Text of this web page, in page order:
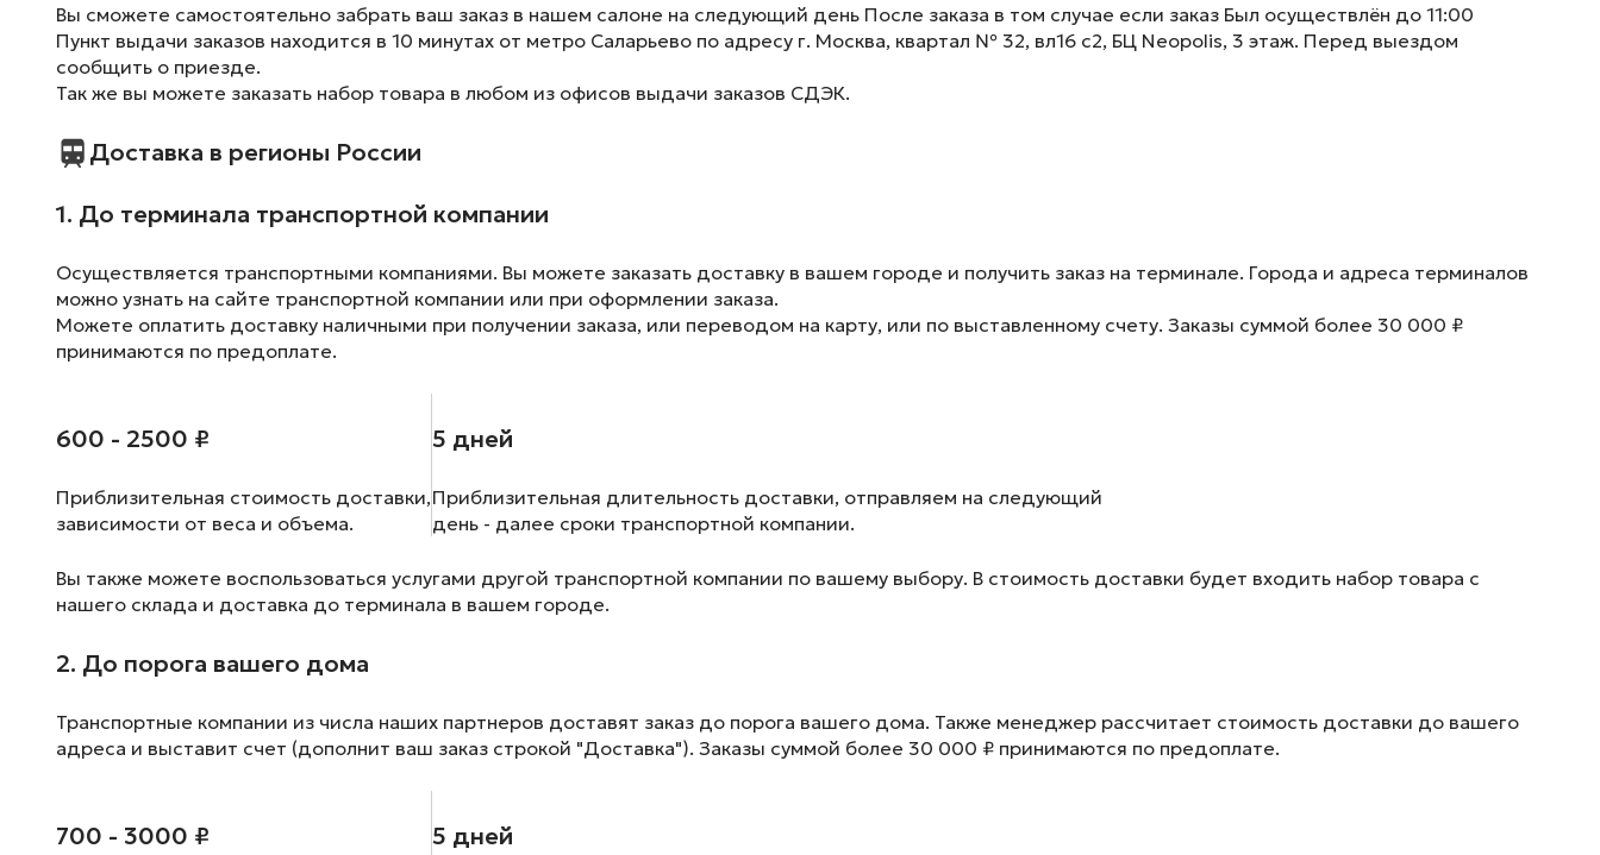
Вы сможете самостоятельно забрать ваш заказ в нашем салоне на следующий день После заказа в том случае если заказ Был осуществлён до 11:00
Пункт выдачи заказов находится в 10 минутах от метро Саларьево по адресу г. Москва, квартал № 32, вл16 с2, БЦ Neopolis, 3 этаж. Перед выездом
сообщить о приезде.
Так же вы можете заказать набор товара в любом из офисов выдачи заказов СДЭК.
Доставка в регионы России
1. До терминала транспортной компании
Осуществляется транспортными компаниями. Вы можете заказать доставку в вашем городе и получить заказ на терминале. Города и адреса терминалов
можно узнать на сайте транспортной компании или при оформлении заказа.
Можете оплатить доставку наличными при получении заказа, или переводом на карту, или по выставленному счету. Заказы суммой более 30 000 ₽
принимаются по предоплате.
600 - 2500 ₽
Приблизительная стоимость доставки,
зависимости от веса и объема.
5 дней
Приблизительная длительность доставки, отправляем на следующий
день - далее сроки транспортной компании.
Вы также можете воспользоваться услугами другой транспортной компании по вашему выбору. В стоимость доставки будет входить набор товара с
нашего склада и доставка до терминала в вашем городе.
2. До порога вашего дома
Транспортные компании из числа наших партнеров доставят заказ до порога вашего дома. Также менеджер рассчитает стоимость доставки до вашего
адреса и выставит счет (дополнит ваш заказ строкой "Доставка"). Заказы суммой более 30 000 ₽ принимаются по предоплате.
700 - 3000 ₽ 5 дней